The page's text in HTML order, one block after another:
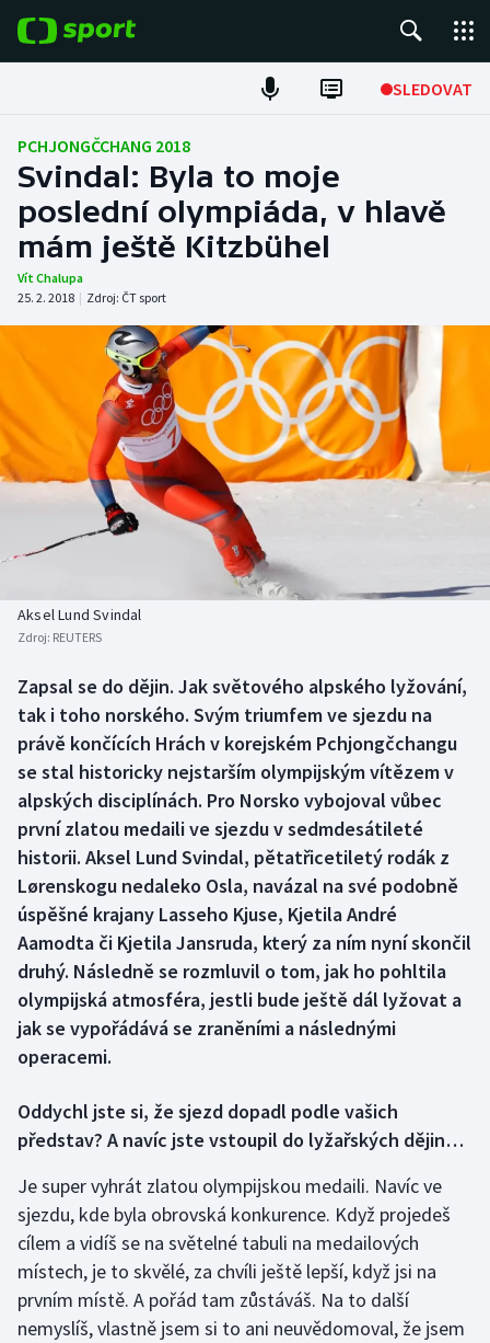
SLEDOVAT
Fotbal
Hokej
Tenis
Atletika
Cyklistika
DALŠÍ SPORTY
Americký fotbal
Baseball a softbal
Basketbal
Biatlon
Box
Curling
Dostihy
Florbal
Futsal
Golf
Gymnastika
Jezdectví
Judo
Krasobruslení
Lezení
NEPŘEHLÉDNĚTE
Soutěže
Historické návraty
Aplikace ČT sport
PCHJONGČCHANG 2018
Svindal: Byla to moje
poslední olympiáda, v hlavě
mám ještě Kitzbühel
Vít Chalupa
25. 2. 2018 | Zdroj: ČT sport
Aksel Lund Svindal
Zdroj: REUTERS
Zapsal se do dějin. Jak světového alpského lyžování,
tak i toho norského. Svým triumfem ve sjezdu na
právě končících Hrách v korejském Pchjongčchangu
se stal historicky nejstarším olympijským vítězem v
alpských disciplínách. Pro Norsko vybojoval vůbec
první zlatou medaili ve sjezdu v sedmdesátileté
historii. Aksel Lund Svindal, pětatřicetiletý rodák z
Lørenskogu nedaleko Osla, navázal na své podobně
úspěšné krajany Lasseho Kjuse, Kjetila André
Aamodta či Kjetila Jansruda, který za ním nyní skončil
druhý. Následně se rozmluvil o tom, jak ho pohltila
olympijská atmosféra, jestli bude ještě dál lyžovat a
jak se vypořádává se zraněními a následnými
operacemi.
Oddychl jste si, že sjezd dopadl podle vašich
představ? A navíc jste vstoupil do lyžařských dějin…
Je super vyhrát zlatou olympijskou medaili. Navíc ve
sjezdu, kde byla obrovská konkurence. Když projedeš
cílem a vidíš se na světelné tabuli na medailových
místech, je to skvělé, za chvíli ještě lepší, když jsi na
prvním místě. A pořád tam zůstáváš. Na to další
nemyslíš, vlastně jsem si to ani neuvědomoval, že jsem